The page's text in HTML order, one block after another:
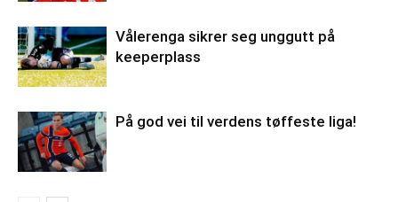
Vålerenga sikrer seg unggutt på
keeperplass
På god vei til verdens tøffeste liga!